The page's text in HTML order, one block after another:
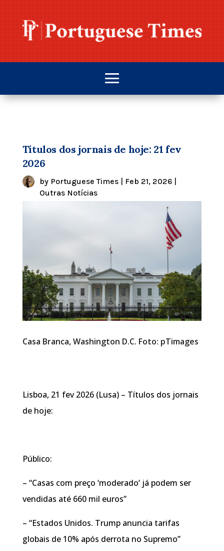
Títulos dos jornais de hoje: 21 fev
2026
by Portuguese Times| Feb 21, 2026|
Outras Notícias
Casa Branca, Washington D.C. Foto: pTimages
Lisboa, 21 fev 2026 (Lusa) – Títulos dos jornais
de hoje:
Público:
– “Casas com preço ‘moderado’ já podem ser
vendidas até 660 mil euros”
– “Estados Unidos. Trump anuncia tarifas
globais de 10% após derrota no Supremo”